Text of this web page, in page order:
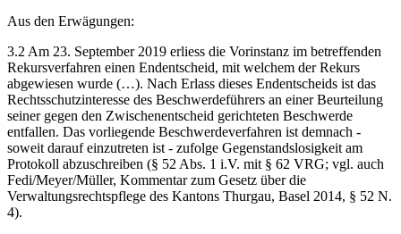
Aus den Erwägungen:
3.2 Am 23. September 2019 erliess die Vorinstanz im betreffenden
Rekursverfahren einen Endentscheid, mit welchem der Rekurs
abgewiesen wurde (…). Nach Erlass dieses Endentscheids ist das
Rechtsschutzinteresse des Beschwerdeführers an einer Beurteilung
seiner gegen den Zwischenentscheid gerichteten Beschwerde
entfallen. Das vorliegende Beschwerdeverfahren ist demnach -
soweit darauf einzutreten ist - zufolge Gegenstandslosigkeit am
Protokoll abzuschreiben (§ 52 Abs. 1 i.V. mit § 62 VRG; vgl. auch
Fedi/Meyer/Müller, Kommentar zum Gesetz über die
Verwaltungsrechtspflege des Kantons Thurgau, Basel 2014, § 52 N.
4).